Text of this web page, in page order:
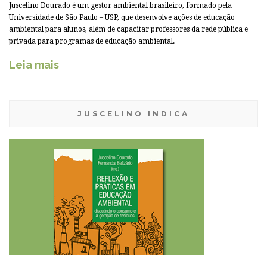
Juscelino Dourado é um gestor ambiental brasileiro, formado pela
Universidade de São Paulo – USP, que desenvolve ações de educação
ambiental para alunos, além de capacitar professores da rede pública e
privada para programas de educação ambiental.
Leia mais
JUSCELINO INDICA